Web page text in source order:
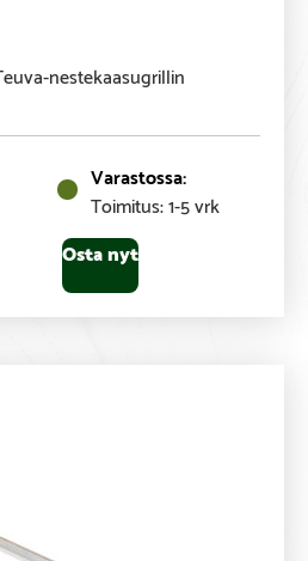
nestekaasugrillin
Toimitus: 1-5 vrk
Osta nyt